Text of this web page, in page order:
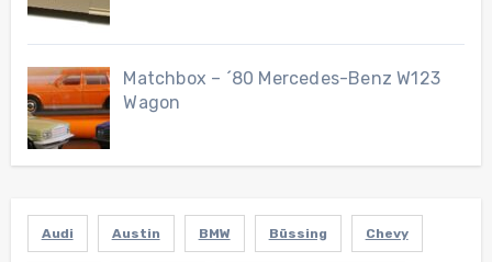
Matchbox – ´80 Mercedes-Benz W123
Wagon
Audi Austin BMW Büssing Chevy